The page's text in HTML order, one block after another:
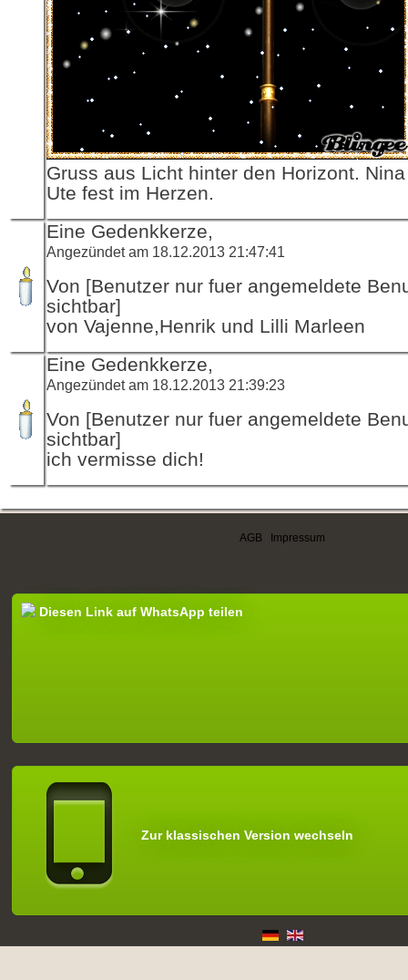
Gruss aus Licht hinter den Horizont.
Ute fest im Herzen.
Eine Gedenkkerze,
Angezündet am 18.12.2013 21:47:41
Von [Benutzer nur fuer angemeldete
sichtbar]
von Vajenne,Henrik und Lilli Marleen
Eine Gedenkkerze,
Angezündet am 18.12.2013 21:39:23
Von [Benutzer nur fuer angemeldete
sichtbar]
ich vermisse dich!
AGB Impressum
Diesen Link auf WhatsApp teilen
Zur klassischen Version wechseln